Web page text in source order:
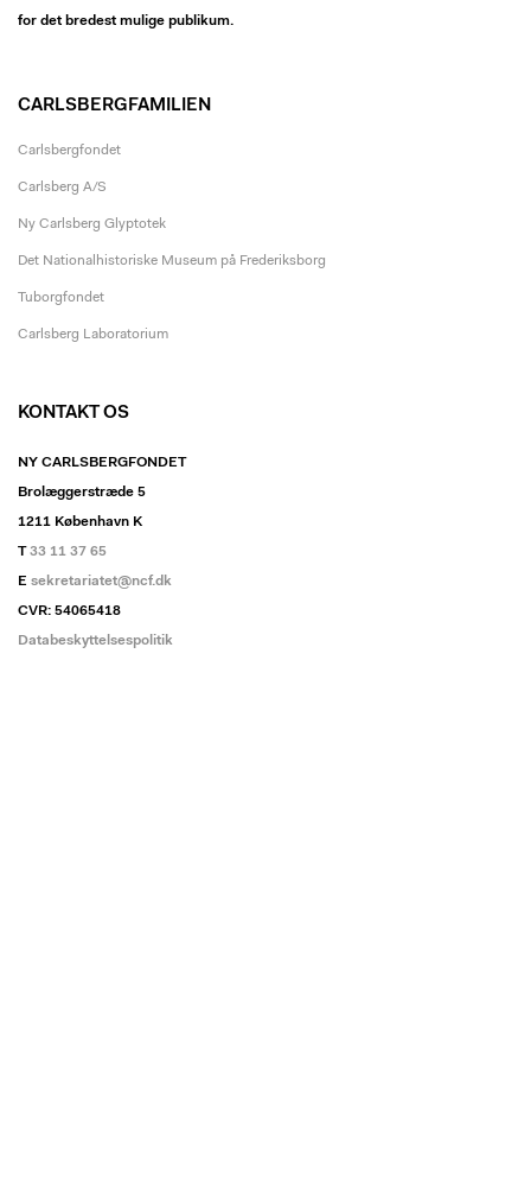
for det bredest mulige publikum.
CARLSBERGFAMILIEN
Carlsbergfondet
Carlsberg A/S
Ny Carlsberg Glyptotek
Det Nationalhistoriske Museum på Frederiksborg
Tuborgfondet
Carlsberg Laboratorium
KONTAKT OS
NY CARLSBERGFONDET
Brolæggerstræde 5
1211 København K
T33 11 37 65
E sekretariatet@ncf.dk
CVR: 54065418
Databeskyttelsespolitik